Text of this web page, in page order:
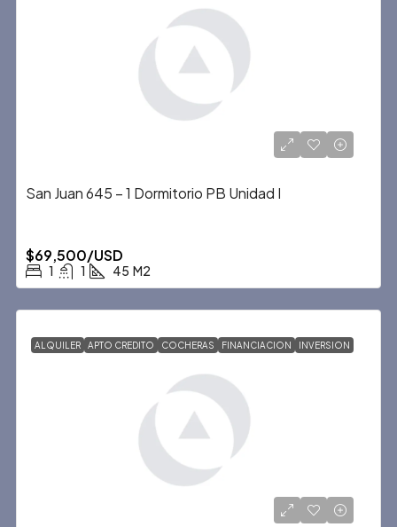
San Juan 645 – 1 Dormitorio PB Unidad I
$69,500/USD
1 1 45 M2
ALQUILER APTO CREDITO COCHERAS FINANCIACION INVERSION